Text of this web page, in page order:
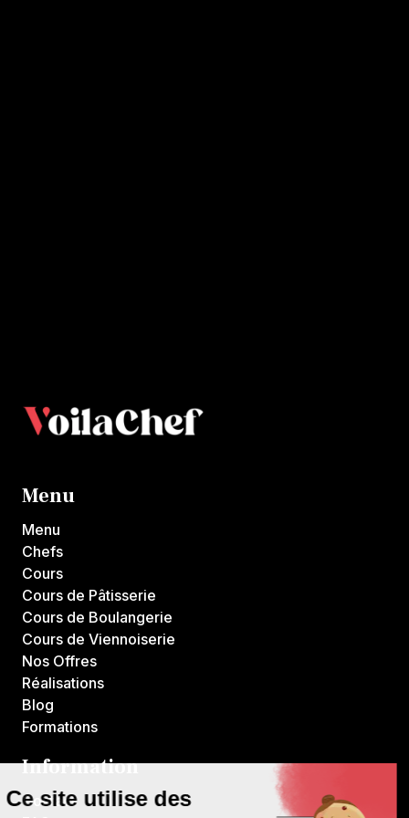
Menu
Menu
Chefs
Cours
Cours de Pâtisserie
Cours de Boulangerie
Cours de Viennoiserie
Nos Offres
Réalisations
Blog
Formations
Information
Contact